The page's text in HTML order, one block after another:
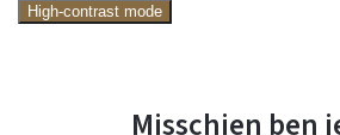
High-contrast mode
Misschien ben